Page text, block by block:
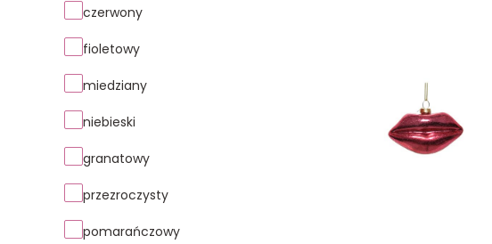
czerwony
fioletowy
miedziany
niebieski
granatowy
przezroczysty
pomarańczowy